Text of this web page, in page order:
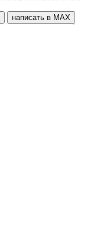
написать в МАХ